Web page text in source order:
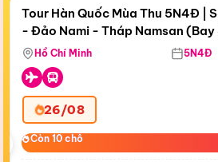
Còn18 ngày 20:36:32
Bay Sun Phuquoc Airways
Tour Hàn Quốc Mùa Thu 5N4Đ |
- Đảo Nami - Tháp Namsan (Bay
Airways)
Hồ Chí Minh 5N4Đ
26/08
Còn 10 chỗ
Còn 10 chỗ